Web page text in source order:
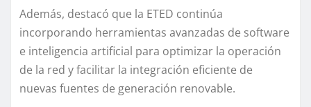
Además, destacó que la ETED continúa
incorporando herramientas avanzadas de software
e inteligencia artificial para optimizar la operación
de la red y facilitar la integración eficiente de
nuevas fuentes de generación renovable.